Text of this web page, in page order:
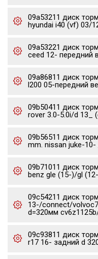
09a53211 диск
hyundai i40 (vf) 03/
09a53221 диск
ceed 12- передний
09a86811 диск
l200 05-передний
09b50411 диск
rover 3.0-5.0i/d 13_
09b56511 диск
mm. nissan juke-
09b71011 диск
benz gle (15-)/gl
09c54211 диск
13-/connect/
d=320мм
09c93811 диск
r17 16- задний d